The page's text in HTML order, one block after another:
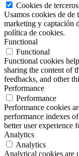
Cookies de terceros
Usamos cookies de de
marketing y captación
política de cookies.
Functional
Functional
Functional cookies
sharing the content of
feedbacks, and other
Performance
Performance
Performance cookies
performance indexes
better user experience
Analytics
Analytics
Analytical cookies are